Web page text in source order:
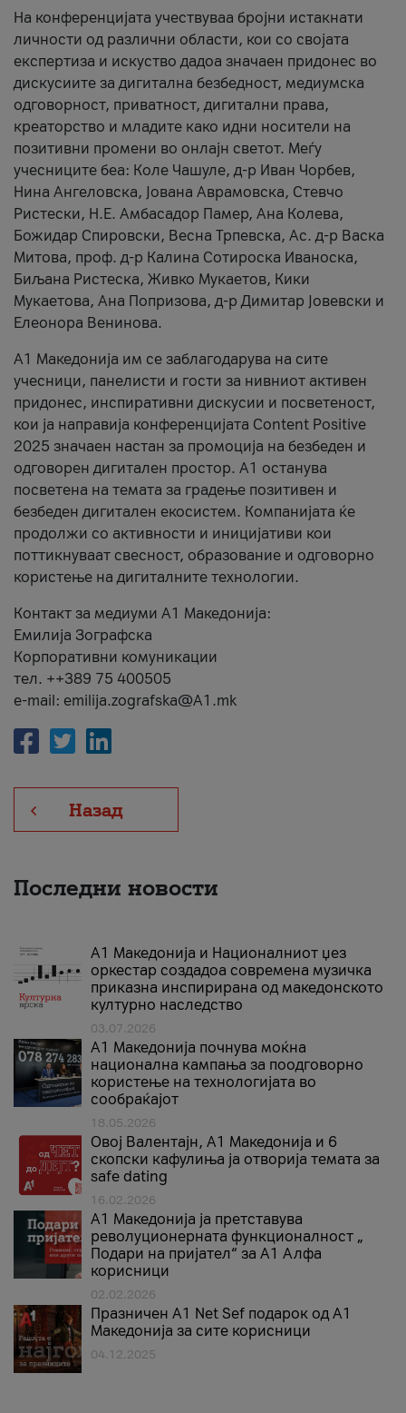
На конференцијата учествуваа бројни истакнати
личности од различни области, кои со својата
експертиза и искуство дадоа значаен придонес во
дискусиите за дигитална безбедност, медиумска
одговорност, приватност, дигитални права,
креаторство и младите како идни носители на
позитивни промени во онлајн светот. Меѓу
учесниците беа: Коле Чашуле, д-р Иван Чорбев,
Нина Ангеловска, Јована Аврамовска, Стевчо
Ристески, Н.Е. Амбасадор Памер, Ана Колева,
Божидар Спировски, Весна Трпевска, Ас. д-р Васка
Митова, проф. д-р Калина Сотироска Иваноска,
Биљана Ристеска, Живко Мукаетов, Кики
Мукаетова, Ана Попризова, д-р Димитар Јовевски и
Елеонора Венинова.
А1 Македонија им се заблагодарува на сите
учесници, панелисти и гости за нивниот активен
придонес, инспиративни дискусии и посветеност,
кои ја направија конференцијата Content Positive
2025 значаен настан за промоција на безбеден и
одговорен дигитален простор. А1 останува
посветена на темата за градење позитивен и
безбеден дигитален екосистем. Компанијата ќе
продолжи со активности и иницијативи кои
поттикнуваат свесност, образование и одговорно
користење на дигиталните технологии.
Контакт за медиуми А1 Македонија:
Емилија Зографска
Корпоративни комуникации
тел. ++389 75 400505
e-mail: emilija.zografska@A1.mk
Назад
Последни новости
А1 Македонија и Националниот џез
оркестар создадоа современа музичка
приказна инспирирана од македонското
културно наследство
03.07.2026
A1 Македонија почнува моќна
национална кампања за поодговорно
користење на технологијата во
сообраќајот
18.05.2026
Овој Валентајн, A1 Македонија и 6
скопски кафулиња ја отворија темата за
safe dating
16.02.2026
А1 Македонија ја претставува
револуционерната функционалност „
Подари на пријател“ за А1 Алфа
корисници
02.02.2026
Празничен A1 Net Sеf подарок од А1
Македонија за сите корисници
04.12.2025